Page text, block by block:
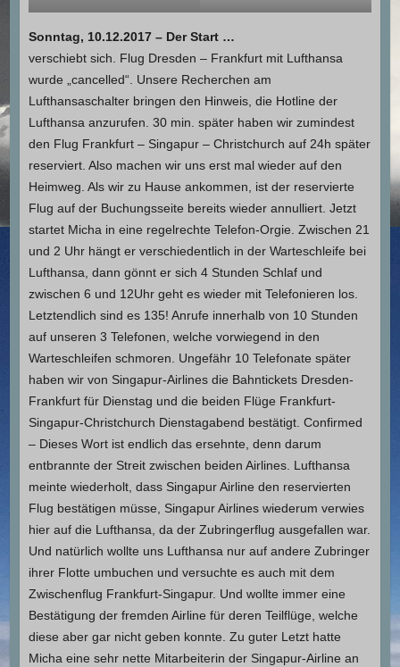
Sonntag, 10.12.2017 – Der Start …
verschiebt sich. Flug Dresden – Frankfurt mit Lufthansa
wurde „cancelled“. Unsere Recherchen am
Lufthansaschalter bringen den Hinweis, die Hotline der
Lufthansa anzurufen. 30 min. später haben wir zumindest
den Flug Frankfurt – Singapur – Christchurch auf 24h später
reserviert. Also machen wir uns erst mal wieder auf den
Heimweg. Als wir zu Hause ankommen, ist der reservierte
Flug auf der Buchungsseite bereits wieder annulliert. Jetzt
startet Micha in eine regelrechte Telefon-Orgie. Zwischen 21
und 2 Uhr hängt er verschiedentlich in der Warteschleife bei
Lufthansa, dann gönnt er sich 4 Stunden Schlaf und
zwischen 6 und 12Uhr geht es wieder mit Telefonieren los.
Letztendlich sind es 135! Anrufe innerhalb von 10 Stunden
auf unseren 3 Telefonen, welche vorwiegend in den
Warteschleifen schmoren. Ungefähr 10 Telefonate später
haben wir von Singapur-Airlines die Bahntickets Dresden-
Frankfurt für Dienstag und die beiden Flüge Frankfurt-
Singapur-Christchurch Dienstagabend bestätigt. Confirmed
– Dieses Wort ist endlich das ersehnte, denn darum
entbrannte der Streit zwischen beiden Airlines. Lufthansa
meinte wiederholt, dass Singapur Airline den reservierten
Flug bestätigen müsse, Singapur Airlines wiederum verwies
hier auf die Lufthansa, da der Zubringerflug ausgefallen war.
Und natürlich wollte uns Lufthansa nur auf andere Zubringer
ihrer Flotte umbuchen und versuchte es auch mit dem
Zwischenflug Frankfurt-Singapur. Und wollte immer eine
Bestätigung der fremden Airline für deren Teilflüge, welche
diese aber gar nicht geben konnte. Zu guter Letzt hatte
Micha eine sehr nette Mitarbeiterin der Singapur-Airline an